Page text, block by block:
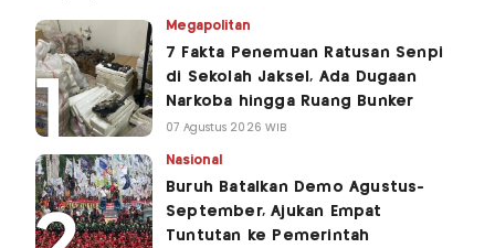
Megapolitan
7 Fakta Penemuan Ratusan Senpi
di Sekolah Jaksel, Ada Dugaan
Narkoba hingga Ruang Bunker
07 Agustus 2026 WIB
Nasional
Buruh Batalkan Demo Agustus-
September, Ajukan Empat
Tuntutan ke Pemerintah